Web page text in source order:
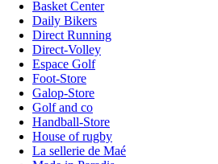
Basket Center
Daily Bikers
Direct Running
Direct-Volley
Espace Golf
Foot-Store
Galop-Store
Golf and co
Handball-Store
House of rugby
La sellerie de Maé